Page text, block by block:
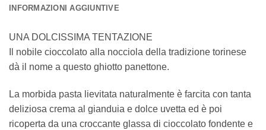
INFORMAZIONI AGGIUNTIVE
UNA DOLCISSIMA TENTAZIONE
Il nobile cioccolato alla nocciola della tradizione torinese
dà il nome a questo ghiotto panettone.
La morbida pasta lievitata naturalmente è farcita con tanta
deliziosa crema al gianduia e dolce uvetta ed è poi
ricoperta da una croccante glassa di cioccolato fondente e